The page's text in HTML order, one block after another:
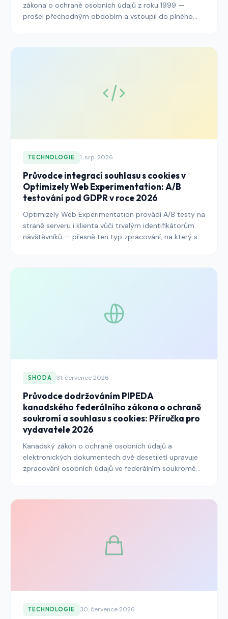
zákona o ochraně osobních údajů z roku 1999 —
prošel přechodným obdobím a vstoupil do plného
co musí vydavatelé oslovující chilské čtenáře udělat,
odpovídaly modernizovanému režimu do roku 2026.
TECHNOLOGIE 1. srp. 2026
Průvodce integrací souhlasu s cookies v
Optimizely Web Experimentation: A/B
testování pod GDPR v roce 2026
Optimizely Web Experimentation provádí A/B testy na
straně serveru i klienta vůči trvalým identifikátorům
návštěvníků — přesně ten typ zpracování, na který se
správu souhlasů, aby program experimentování přežil
SHODA 31. července 2026
Průvodce dodržováním PIPEDA
kanadského federálního zákona o ochraně
soukromí a souhlasu s cookies: Příručka pro
vydavatele 2026
Kanadský zákon o ochraně osobních údajů a
elektronických dokumentech dvě desetiletí upravuje
zpracování osobních údajů ve federálním soukromém
vysvětluje, co PIPEDA požaduje pro souhlas s cookies,
systém prolíná se zákonem 25 Québecu a
navrhovanou federální modernizací.
TECHNOLOGIE 30. července 2026